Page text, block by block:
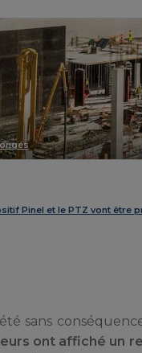
Pinel et le PTZ vont être
sans
ont affiché un